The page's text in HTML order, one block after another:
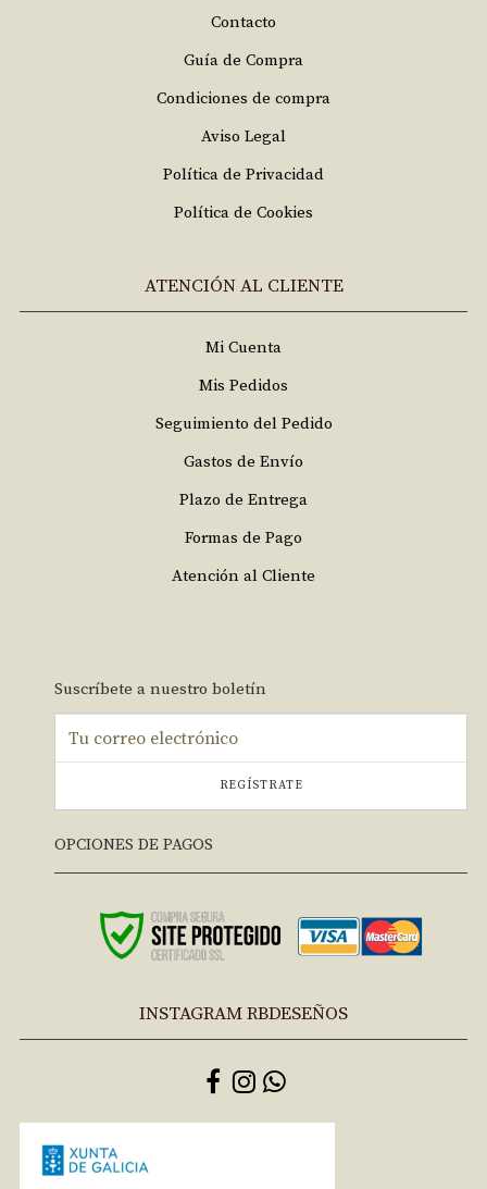
Contacto
Guía de Compra
Condiciones de compra
Aviso Legal
Política de Privacidad
Política de Cookies
ATENCIÓN AL CLIENTE
Mi Cuenta
Mis Pedidos
Seguimiento del Pedido
Gastos de Envío
Plazo de Entrega
Formas de Pago
Atención al Cliente
Suscríbete a nuestro boletín
REGÍSTRATE
OPCIONES DE PAGOS
INSTAGRAM RBDESEÑOS